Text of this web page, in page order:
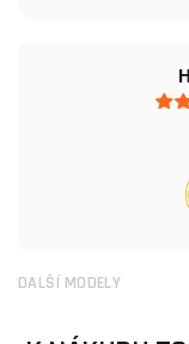
DALŠÍ MODELY